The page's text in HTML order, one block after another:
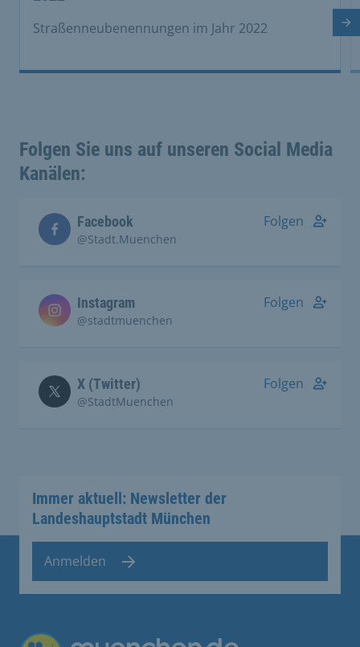
Straßenneubenennungen im Jahr 2022
Folgen Sie uns auf unseren Social Media
Kanälen:
Facebook
@Stadt.Muenchen
Folgen
Instagram
@stadtmuenchen
Folgen
X (Twitter)
@StadtMuenchen
Folgen
Immer aktuell: Newsletter der
Landeshauptstadt München
Anmelden